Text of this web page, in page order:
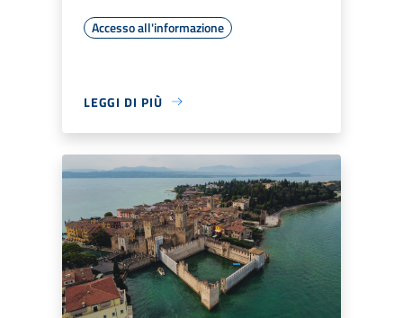
Accesso all'informazione
LEGGI DI PIÙ